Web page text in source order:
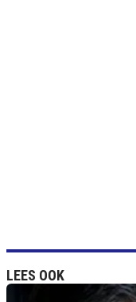
LEES OOK